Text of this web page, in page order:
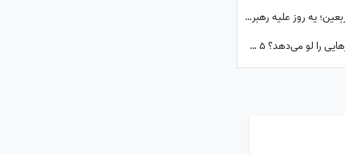
تماشا کنید| از کابوس خیابان تا آرامش پیاده‌روی اربعین؛ یه روز علیه رهبر شهید شعار میدادم امروز شدم نایب الزیاره خود آقا...
تماشا کنید| یک فایل صوتی از رهبر انقلاب چه چیزهایی را لو می‌دهد؟ 5 سرنخ پنهان در یک صدا که چیزی از آن نمی‌دانستید